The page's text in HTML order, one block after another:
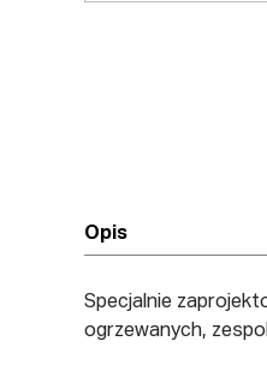
Opis
Specjalnie
ogrzewanych,